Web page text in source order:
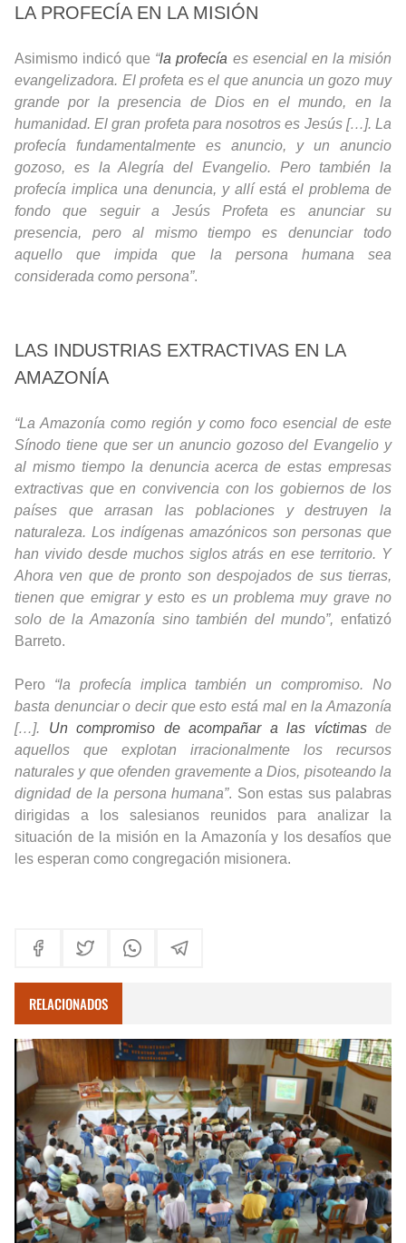
LA PROFECÍA EN LA MISIÓN
Asimismo indicó que “la profecía es esencial en la misión
evangelizadora. El profeta es el que anuncia un gozo muy
grande por la presencia de Dios en el mundo, en la
humanidad. El gran profeta para nosotros es Jesús […]. La
profecía fundamentalmente es anuncio, y un anuncio
gozoso, es la Alegría del Evangelio. Pero también la
profecía implica una denuncia, y allí está el problema de
fondo que seguir a Jesús Profeta es anunciar su
presencia, pero al mismo tiempo es denunciar todo
aquello que impida que la persona humana sea
considerada como persona”.
LAS INDUSTRIAS EXTRACTIVAS EN LA
AMAZONÍA
“La Amazonía como región y como foco esencial de este
Sínodo tiene que ser un anuncio gozoso del Evangelio y
al mismo tiempo la denuncia acerca de estas empresas
extractivas que en convivencia con los gobiernos de los
países que arrasan las poblaciones y destruyen la
naturaleza. Los indígenas amazónicos son personas que
han vivido desde muchos siglos atrás en ese territorio. Y
Ahora ven que de pronto son despojados de sus tierras,
tienen que emigrar y esto es un problema muy grave no
solo de la Amazonía sino también del mundo”, enfatizó
Barreto.
Pero “la profecía implica también un compromiso. No
basta denunciar o decir que esto está mal en la Amazonía
[…]. Un compromiso de acompañar a las víctimasde
aquellos que explotan irracionalmente los recursos
naturales y que ofenden gravemente a Dios, pisoteando la
dignidad de la persona humana”. Son estas sus palabras
dirigidas a los salesianos reunidos para analizar la
situación de la misión en la Amazonía y los desafíos que
les esperan como congregación misionera.
RELACIONADOS